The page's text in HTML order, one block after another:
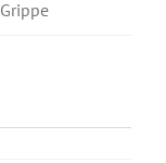
Grippe